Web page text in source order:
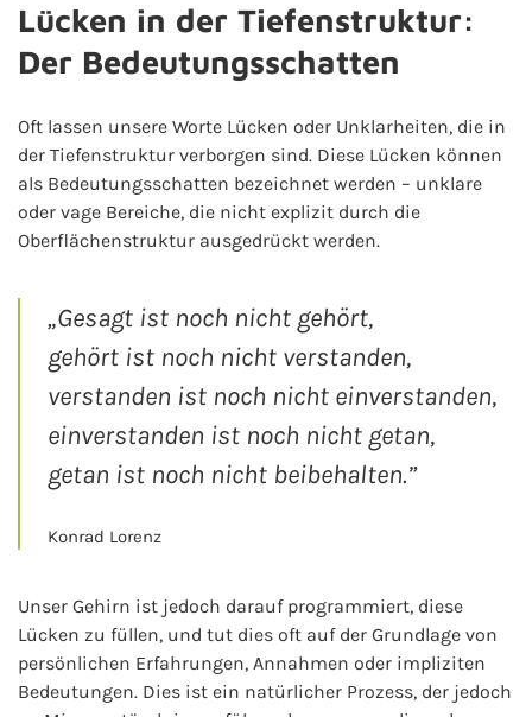
Lücken in der Tiefenstruktur:
Der Bedeutungsschatten
Oft lassen unsere Worte Lücken oder Unklarheiten, die in
der Tiefenstruktur verborgen sind. Diese Lücken können
als Bedeutungsschatten bezeichnet werden – unklare
oder vage Bereiche, die nicht explizit durch die
Oberflächenstruktur ausgedrückt werden.
„Gesagt ist noch nicht gehört,
gehört ist noch nicht verstanden,
verstanden ist noch nicht einverstanden,
einverstanden ist noch nicht getan,
getan ist noch nicht beibehalten.”
Konrad Lorenz
Unser Gehirn ist jedoch darauf programmiert, diese
Lücken zu füllen, und tut dies oft auf der Grundlage von
persönlichen Erfahrungen, Annahmen oder impliziten
Bedeutungen. Dies ist ein natürlicher Prozess, der jedoch